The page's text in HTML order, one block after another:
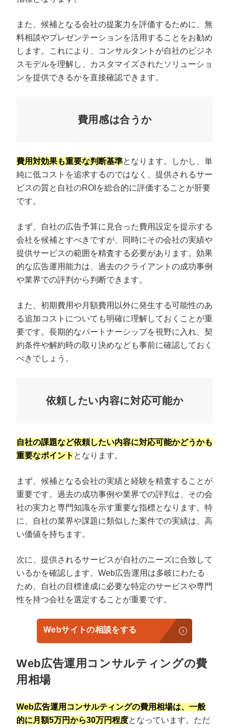
また、候補となる会社の提案力を評価するために、無
料相談やプレゼンテーションを活用することをお勧め
します。これにより、コンサルタントが自社のビジネ
スモデルを理解し、カスタマイズされたソリューショ
ンを提供できるかを直接確認できます。
費用感は合うか
費用対効果も重要な判断基準となります。しかし、単
純に低コストを追求するのではなく、提供されるサー
ビスの質と自社のROIを総合的に評価することが肝要
です。
まず、自社の広告予算に見合った費用設定を提示する
会社を候補とすべきですが、同時にその会社の実績や
提供サービスの範囲を精査する必要があります。効果
的な広告運用能力は、過去のクライアントの成功事例
や業界での評判から判断できます。
また、初期費用や月額費用以外に発生する可能性のあ
る追加コストについても明確に理解しておくことが重
要です。長期的なパートナーシップを視野に入れ、契
約条件や解約時の取り決めなども事前に確認しておく
べきでしょう。
依頼したい内容に対応可能か
自社の課題など依頼したい内容に対応可能かどうかも
重要なポイント となります。
まず、候補となる会社の実績と経験を精査することが
重要です。過去の成功事例や業界での評判は、その会
社の実力と専門知識を示す重要な指標となります。特
に、自社の業界や課題に類似した案件での実績は、高
い価値を持ちます。
次に、提供されるサービスが自社のニーズに合致して
いるかを確認します。Web広告運用は多岐にわたる
ため、自社の目標達成に必要な特定のサービスや専門
性を持つ会社を選定することが重要です。
Webサイトの相談をする
Web広告運用コンサルティングの費
用相場
Web広告運用コンサルティングの費用相場は、一般
的に月額5万円から30万円程度となっています。ただ